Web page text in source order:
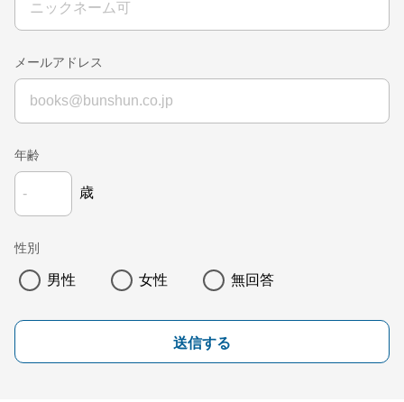
メールアドレス
年齢
歳
性別
男性 女性 無回答
送信する